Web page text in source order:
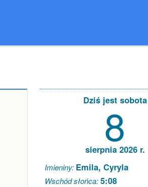
Dziś jest sobota
8
sierpnia 2026 r.
Imieniny: Emila, Cyryla
Wschód słońca:5:08